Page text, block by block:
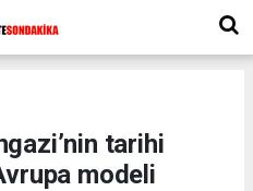
tarihi
modeli